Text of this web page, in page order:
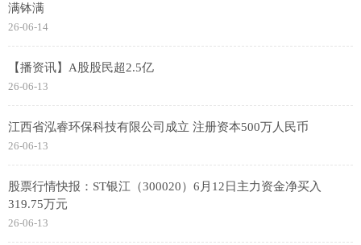
满钵满
26-06-14
【播资讯】A股股民超2.5亿
26-06-13
江西省泓睿环保科技有限公司成立 注册资本500万人民币
26-06-13
股票行情快报：ST银江（300020）6月12日主力资金净买入
319.75万元
26-06-13